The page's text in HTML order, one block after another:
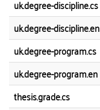
uk.degree-discipline.cs
uk.degree-discipline.en
uk.degree-program.cs
uk.degree-program.en
thesis.grade.cs